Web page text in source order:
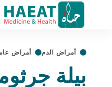
أمراض الدم أمراض